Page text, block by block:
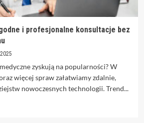
i profesjonalne konsultacje bez
zyskują na popularności? W
więcej spraw załatwiamy zdalnie,
nowoczesnych technologii. Trend...